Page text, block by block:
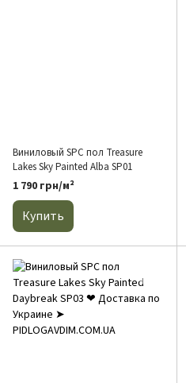
Виниловый SPC пол Treasure
Lakes Sky Painted Alba SP01
1 790 грн/м²
Купить